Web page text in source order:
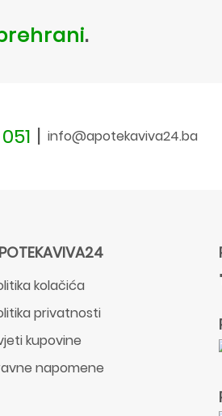
.
| info@apotekaviva24.ba
kolačića
privatnosti
kupovine
napomene